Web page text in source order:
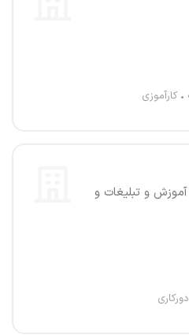
کارآموزی
و تبلیغات و
دورکاری